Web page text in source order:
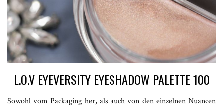
L.O.V EYEVERSITY EYESHADOW PALETTE 100
Sowohl vom Packaging her, als auch von den einzelnen Nuancen